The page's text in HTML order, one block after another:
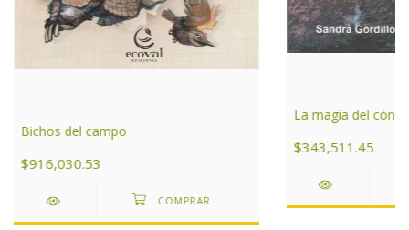
Bichos del campo
$916,030.53
La magia del
$343,511.45